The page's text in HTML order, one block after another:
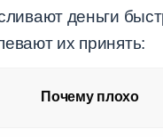
деньги
их принять:
Почему плохо